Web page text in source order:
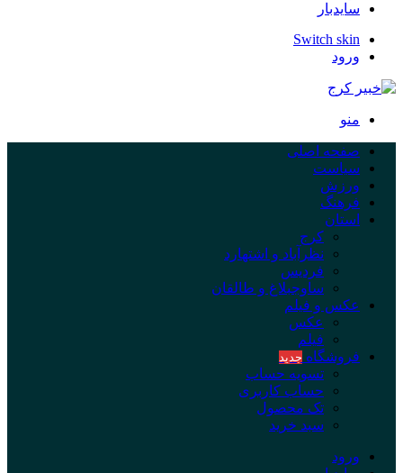
سایدبار
Switch skin
ورود
منو
صفحه اصلی
سیاست
ورزش
فرهنگ
استان
کرج
نظرآباد و اشتهارد
فردیس
ساوجبلاغ و طالقان
عکس و فیلم
عکس
فیلم
فروشگاه جدید
تسویه حساب
حساب کاربری
تک محصول
سبد خرید
ورود